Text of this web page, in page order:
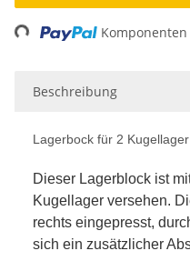
Beschreibung
Lagerbock für 2
Dieser Lagerblock ist
Kugellager versehen.
rechts eingepresst,
sich ein zusätzlicher